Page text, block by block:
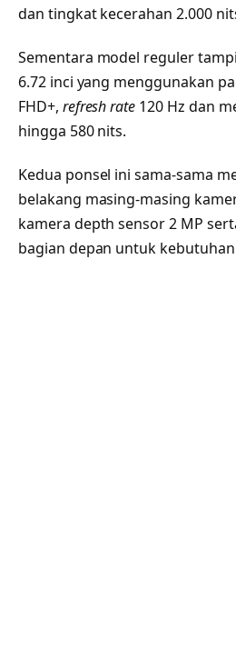
dan tingkat kecerahan 2.000
Sementara model reguler
6.72 inci yang menggunakan
FHD+, refresh rate 120 Hz dan
hingga 580 nits.
Kedua ponsel ini sama-sama
belakang masing-masing
kamera depth sensor 2 MP
bagian depan untuk kebutuhan